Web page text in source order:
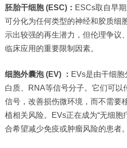
胚胎干细胞 (ESC)： ESCs取自早
可分化为任何类型的神经和胶质细
示出较强的再生潜力，但伦理争议
临床应用的重要限制因素。
细胞外囊泡 (EV) ： EVs是由干细
白质、RNA等信号分子。它们可以
信号，改善损伤微环境，而不需要
植相关风险。EVs正在成为“无细胞
合希望减少免疫或肿瘤风险的患者。